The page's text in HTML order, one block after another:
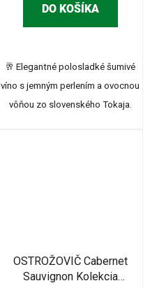
DO KOŠÍKA
🥂 Elegantné polosladké šumivé
víno s jemným perlením a ovocnou
vôňou zo slovenského Tokaja.
OSTROŽOVIČ Cabernet
Sauvignon Kolekcia